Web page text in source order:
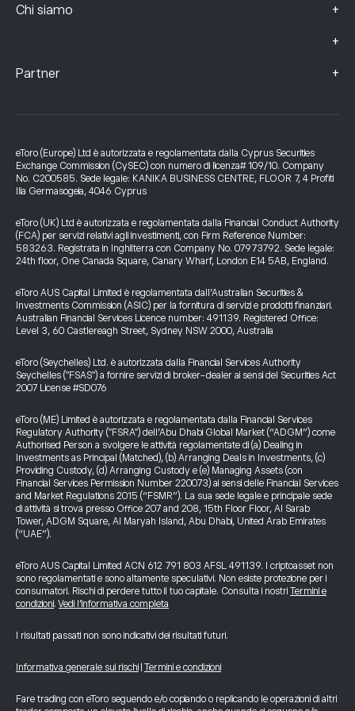
Chi siamo +
+
Partner +
eToro (Europe) Ltd è autorizzata e regolamentata dalla Cyprus Securities
Exchange Commission (CySEC) con numero di licenza# 109/10. Company
No. C200585. Sede legale: KANIKA BUSINESS CENTRE, FLOOR 7, 4 Profiti
Ilia Germasogeia, 4046 Cyprus
eToro (UK) Ltd è autorizzata e regolamentata dalla Financial Conduct Authority
(FCA) per servizi relativi agli investimenti, con Firm Reference Number:
583263. Registrata in Inghilterra con Company No. 07973792. Sede legale:
24th floor, One Canada Square, Canary Wharf, London E14 5AB, England.
eToro AUS Capital Limited è regolamentata dall’Australian Securities &
Investments Commission (ASIC) per la fornitura di servizi e prodotti finanziari.
Australian Financial Services Licence number: 491139. Registered Office:
Level 3, 60 Castlereagh Street, Sydney NSW 2000, Australia
eToro (Seychelles) Ltd. è autorizzata dalla Financial Services Authority
Seychelles ("FSAS") a fornire servizi di broker-dealer ai sensi del Securities Act
2007 License #SD076
eToro (ME) Limited è autorizzata e regolamentata dalla Financial Services
Regulatory Authority ("FSRA") dell’Abu Dhabi Global Market (“ADGM”) come
Authorised Person a svolgere le attività regolamentate di (a) Dealing in
Investments as Principal (Matched), (b) Arranging Deals in Investments, (c)
Providing Custody, (d) Arranging Custody e (e) Managing Assets (con
Financial Services Permission Number 220073) ai sensi delle Financial Services
and Market Regulations 2015 (“FSMR”). La sua sede legale e principale sede
di attività si trova presso Office 207 and 208, 15th Floor Floor, Al Sarab
Tower, ADGM Square, Al Maryah Island, Abu Dhabi, United Arab Emirates
(“UAE”).
eToro AUS Capital Limited ACN 612 791 803 AFSL 491139. I criptoasset non
sono regolamentati e sono altamente speculativi. Non esiste protezione per i
consumatori. Rischi di perdere tutto il tuo capitale. Consulta i nostri Termini e
condizioni.Vedi l’informativa completa
I risultati passati non sono indicativi dei risultati futuri.
Informativa generale sui rischi Termini e condizioni
Fare trading con eToro seguendo e/o copiando o replicando le operazioni di altri